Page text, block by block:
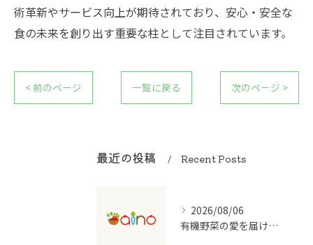
術革新やサービス向上が期待されており、安心・安全な
食の未来を創り出す重要な柱として注目されています。
< 前のページ 一覧に戻る 次のページ >
最近の投稿 Recent Posts
2026/08/06
有機野菜の愛を届ける宅配の魅力